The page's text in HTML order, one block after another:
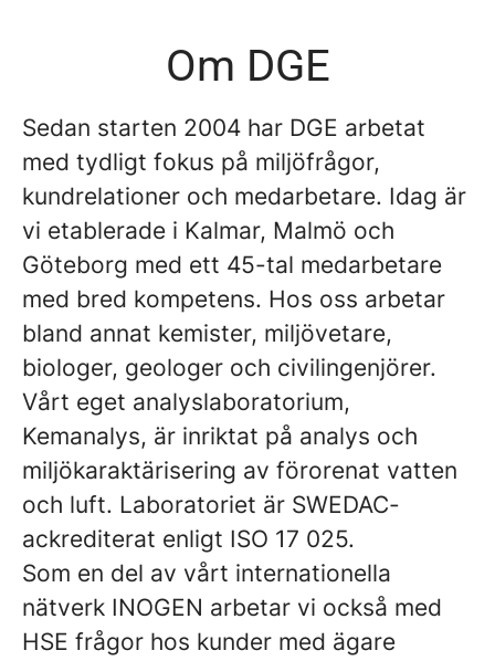
Om DGE
Sedan starten 2004 har DGE arbetat
med tydligt fokus på miljöfrågor,
kundrelationer och medarbetare. Idag är
vi etablerade i Kalmar, Malmö och
Göteborg med ett 45-tal medarbetare
med bred kompetens. Hos oss arbetar
bland annat kemister, miljövetare,
biologer, geologer och civilingenjörer.
Vårt eget analyslaboratorium,
Kemanalys, är inriktat på analys och
miljökaraktärisering av förorenat vatten
och luft. Laboratoriet är SWEDAC-
ackrediterat enligt ISO 17 025.
Som en del av vårt internationella
nätverk INOGEN arbetar vi också med
HSE frågor hos kunder med ägare